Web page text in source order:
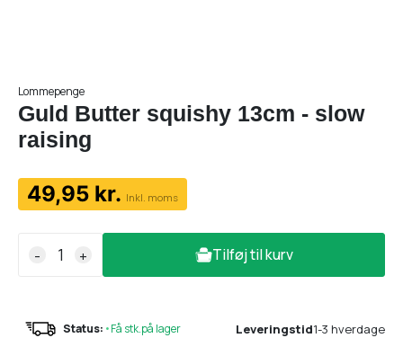
Lommepenge
Guld Butter squishy 13cm - slow
raising
49,95 kr. Inkl. moms
- + Tilføj til kurv
Status: •Få stk.på lager Leveringstid1-3 hverdage